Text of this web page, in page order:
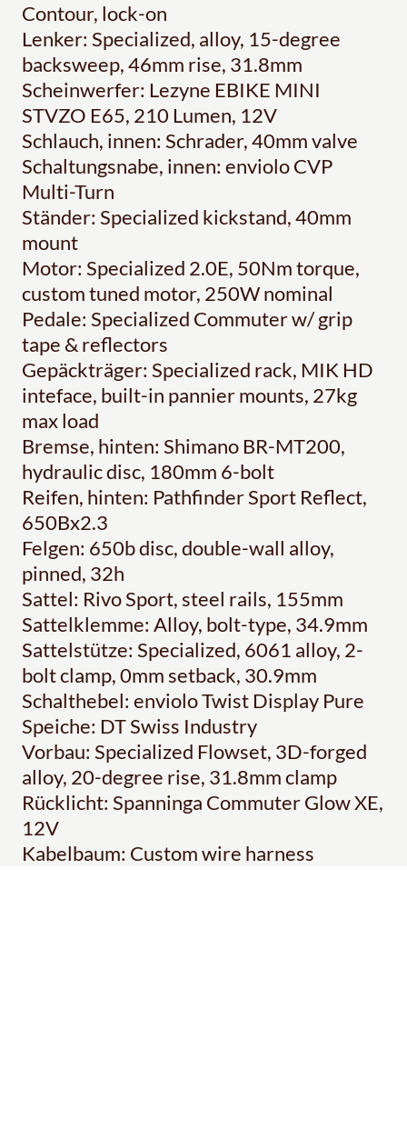
Contour, lock-on
Lenker: Specialized, alloy, 15-degree
backsweep, 46mm rise, 31.8mm
Scheinwerfer: Lezyne EBIKE MINI
STVZO E65, 210 Lumen, 12V
Schlauch, innen: Schrader, 40mm valve
Schaltungsnabe, innen: enviolo CVP
Multi-Turn
Ständer: Specialized kickstand, 40mm
mount
Motor: Specialized 2.0E, 50Nm torque,
custom tuned motor, 250W nominal
Pedale: Specialized Commuter w/ grip
tape & reflectors
Gepäckträger: Specialized rack, MIK HD
inteface, built-in pannier mounts, 27kg
max load
Bremse, hinten: Shimano BR-MT200,
hydraulic disc, 180mm 6-bolt
Reifen, hinten: Pathfinder Sport Reflect,
650Bx2.3
Felgen: 650b disc, double-wall alloy,
pinned, 32h
Sattel: Rivo Sport, steel rails, 155mm
Sattelklemme: Alloy, bolt-type, 34.9mm
Sattelstütze: Specialized, 6061 alloy, 2-
bolt clamp, 0mm setback, 30.9mm
Schalthebel: enviolo Twist Display Pure
Speiche: DT Swiss Industry
Vorbau: Specialized Flowset, 3D-forged
alloy, 20-degree rise, 31.8mm clamp
Rücklicht: Spanninga Commuter Glow XE,
12V
Kabelbaum: Custom wire harness